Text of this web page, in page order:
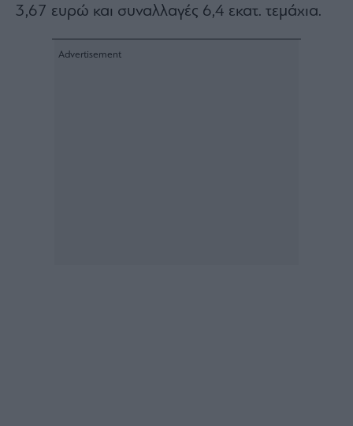
3,67 ευρώ και συναλλαγές 6,4 εκατ. τεμάχια.